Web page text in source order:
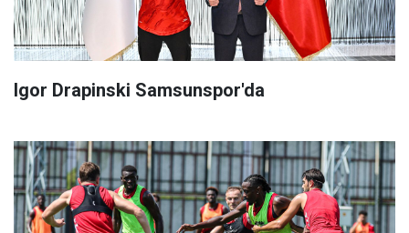
Igor Drapinski Samsunspor'da